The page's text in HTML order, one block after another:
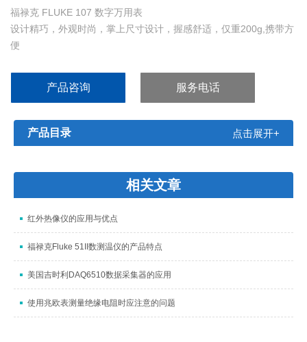
福禄克 FLUKE 107 数字万用表
设计精巧，外观时尚，掌上尺寸设计，握感舒适，仅重200g,携带方
便
6000字大屏幕LCD背光显示（背光适用于F107）
数据保持功能，更易于读取测量结果
输入终端的交流和直流电流测量值为 10A
产品咨询 服务电话
产品目录 点击展开+
相关文章
红外热像仪的应用与优点
福禄克Fluke 51II数测温仪的产品特点
美国吉时利DAQ6510数据采集器的应用
使用兆欧表测量绝缘电阻时应注意的问题